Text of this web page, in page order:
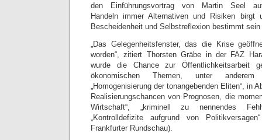
den Einführungsvortrag von Martin Seel
Handeln immer Alternativen und Risiken birgt
Bescheidenheit und Selbstreflexion bestimmt
„Das Gelegenheitsfenster, das die Krise
worden“, zitiert Thorsten Gräbe in der FAZ
wurde die Chance zur Öffentlichkeitsarbeit
ökonomischen Themen, unter
„Homogenisierung der tonangebenden Eliten“, in
Realisierungschancen von Prognosen, die
Wirtschaft“, „kriminell zu nennendes
„Kontrolldefizite aufgrund von
Frankfurter Rundschau).